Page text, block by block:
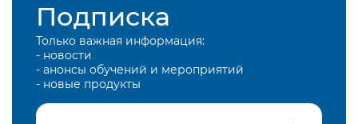
Подписка
Только важная информация:
- новости
- анонсы обучений и мероприятий
- новые продукты